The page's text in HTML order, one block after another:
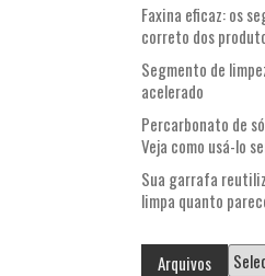
Faxina eficaz: os
correto dos
Segmento de
acelerado
Percarbonato de
Veja como usá-lo
Sua garrafa
limpa quanto
Arquivos